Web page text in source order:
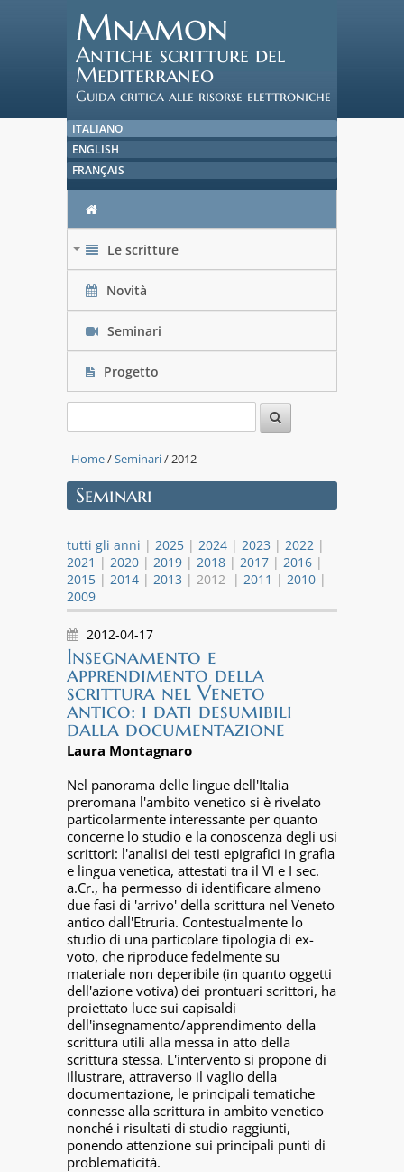
Mnamon
Antiche scritture del
Mediterraneo
Guida critica alle risorse elettroniche
ITALIANO
ENGLISH
FRANÇAIS
Le scritture
Novità
Seminari
Progetto
Home/Seminari/ 2012
Seminari
tutti gli anni | 2025 | 2024 | 2023 | 2022 |
2021 | 2020 | 2019 | 2018 | 2017 | 2016 |
2015 | 2014 | 2013 | 2012 | 2011 | 2010 |
2009
2012-04-17
Insegnamento e
apprendimento della
scrittura nel Veneto
antico: i dati desumibili
dalla documentazione
Laura Montagnaro
Nel panorama delle lingue dell'Italia
preromana l'ambito venetico si è rivelato
particolarmente interessante per quanto
concerne lo studio e la conoscenza degli usi
scrittori: l'analisi dei testi epigrafici in grafia
e lingua venetica, attestati tra il VI e I sec.
a.Cr., ha permesso di identificare almeno
due fasi di 'arrivo' della scrittura nel Veneto
antico dall'Etruria. Contestualmente lo
studio di una particolare tipologia di ex-
voto, che riproduce fedelmente su
materiale non deperibile (in quanto oggetti
dell'azione votiva) dei prontuari scrittori, ha
proiettato luce sui capisaldi
dell'insegnamento/apprendimento della
scrittura utili alla messa in atto della
scrittura stessa. L'intervento si propone di
illustrare, attraverso il vaglio della
documentazione, le principali tematiche
connesse alla scrittura in ambito venetico
nonché i risultati di studio raggiunti,
ponendo attenzione sui principali punti di
problematicità.